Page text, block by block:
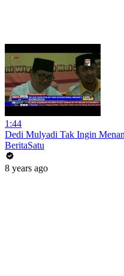
1:44
Dedi Mulyadi Tak Ingin
BeritaSatu
8 years ago